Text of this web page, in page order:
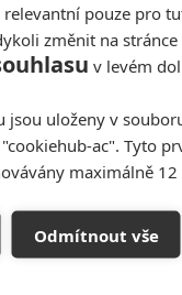
Nejlepší lekce
hollywoodské
relevantní pouze pro
změnit na stránce
v levém
jsou uloženy v
ac". Tyto
maximálně 12
Odmítnout vše